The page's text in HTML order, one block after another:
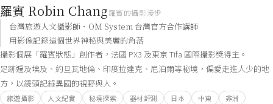
羅賓 Robin Chang羅賓的攝影漫步
台灣旅遊人文攝影師・OM System 台灣官方合作講師
用影像記錄這個世界神秘與美麗的角落
攝影個展「羅賓狀態」創作者，法國 PX3 及東京 Tifa 國際攝影獎得主。
足跡遍及埃及、約旦瓦地倫、印度拉達克、尼泊爾等秘境，偏愛走進人少的地
方，以鏡頭記錄異國的視野與人。
旅遊攝影 人文紀實 秘境探索 器材評測 日本 中東 非洲